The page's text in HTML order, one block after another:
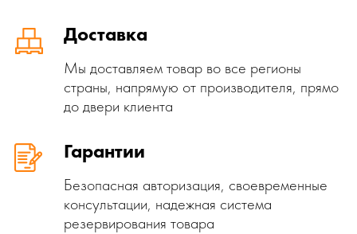
Доставка
Мы доставляем товар во все регионы
страны, напрямую от производителя, прямо
до двери клиента
Гарантии
Безопасная авторизация, своевременные
консультации, надежная система
резервирования товара